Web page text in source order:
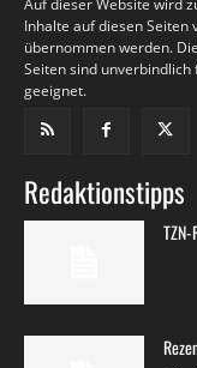
Inhalte auf diesen
übernommen werden.
Seiten sind unverbindlich
geeignet.
Redaktionstipps